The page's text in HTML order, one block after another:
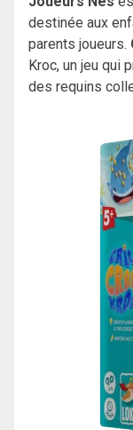
destinée aux
parents joueurs.
Kroc, un jeu qui
des requins